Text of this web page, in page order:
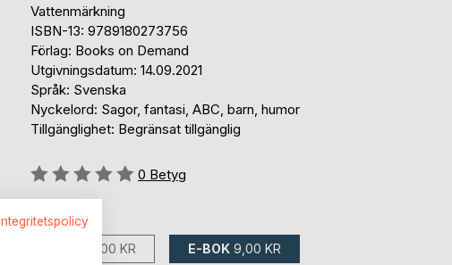
Vattenmärkning
ISBN-13: 9789180273756
Förlag: Books on Demand
Utgivningsdatum: 14.09.2021
Språk: Svenska
Nyckelord: Sagor, fantasi, ABC, barn, humor
Tillgänglighet: Begränsat tillgänglig
Betyg::
0 Betyg
finns som:
89,00 KR E-BOK 9,00 KR
Integritetspolicy